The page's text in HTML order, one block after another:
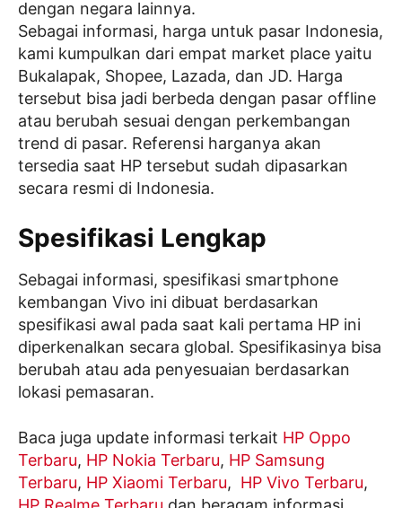
dengan negara lainnya.
Sebagai informasi, harga untuk pasar Indonesia,
kami kumpulkan dari empat market place yaitu
Bukalapak, Shopee, Lazada, dan JD. Harga
tersebut bisa jadi berbeda dengan pasar offline
atau berubah sesuai dengan perkembangan
trend di pasar. Referensi harganya akan
tersedia saat HP tersebut sudah dipasarkan
secara resmi di Indonesia.
Spesifikasi Lengkap
Sebagai informasi, spesifikasi smartphone
kembangan Vivo ini dibuat berdasarkan
spesifikasi awal pada saat kali pertama HP ini
diperkenalkan secara global. Spesifikasinya bisa
berubah atau ada penyesuaian berdasarkan
lokasi pemasaran.
Baca juga update informasi terkait HP Oppo
Terbaru, HP Nokia Terbaru, HP Samsung
Terbaru, HP Xiaomi Terbaru, HP Vivo Terbaru,